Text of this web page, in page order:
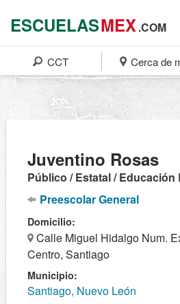
ESCUELASMEX.COM
CCT Cerca de
Juventino Rosas
Público / Estatal / Educación
Preescolar General
Domicilio:
Calle Miguel Hidalgo Num.
Centro, Santiago
Municipio:
Santiago, Nuevo León